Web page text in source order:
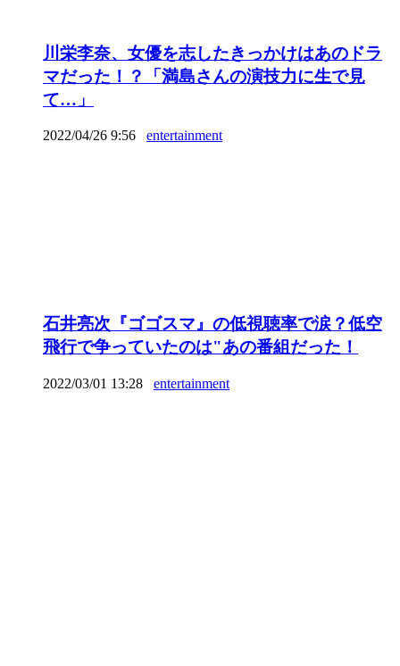
川栄李奈、女優を志したきっかけはあのドラ
マだった！？「満島さんの演技力に生で見
て…」
2022/04/26 9:56 entertainment
石井亮次『ゴゴスマ』の低視聴率で涙？低空
飛行で争っていたのは"あの番組だった！
2022/03/01 13:28 entertainment